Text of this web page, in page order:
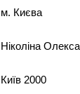
м. Києва
Ніколіна
Київ 2000